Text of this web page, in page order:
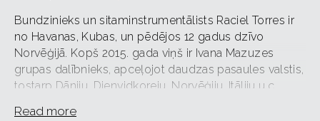
Bundzinieks un sitaminstrumentālists Raciel Torres ir
no Havanas, Kubas, un pēdējos 12 gadus dzīvo
Norvēģijā. Kopš 2015. gada viņš ir Ivana Mazuzes
grupas dalībnieks, apceļojot daudzas pasaules valstis,
tostarp Dāniju, Dienvidkoreju, Norvēģiju, Itāliju u.c.
Kopā ar ārzemju mūziķiem koncertā uzstāsies pianists
Read more